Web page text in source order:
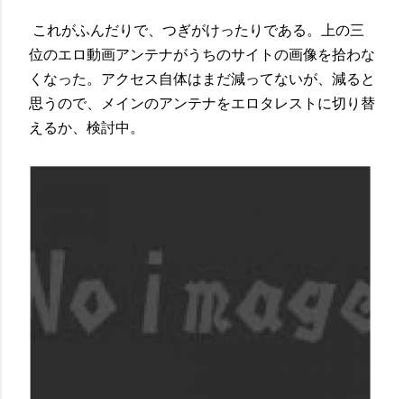
これがふんだりで、つぎがけったりである。上の三
位のエロ動画アンテナがうちのサイトの画像を拾わな
くなった。アクセス自体はまだ減ってないが、減ると
思うので、メインのアンテナをエロタレストに切り替
えるか、検討中。